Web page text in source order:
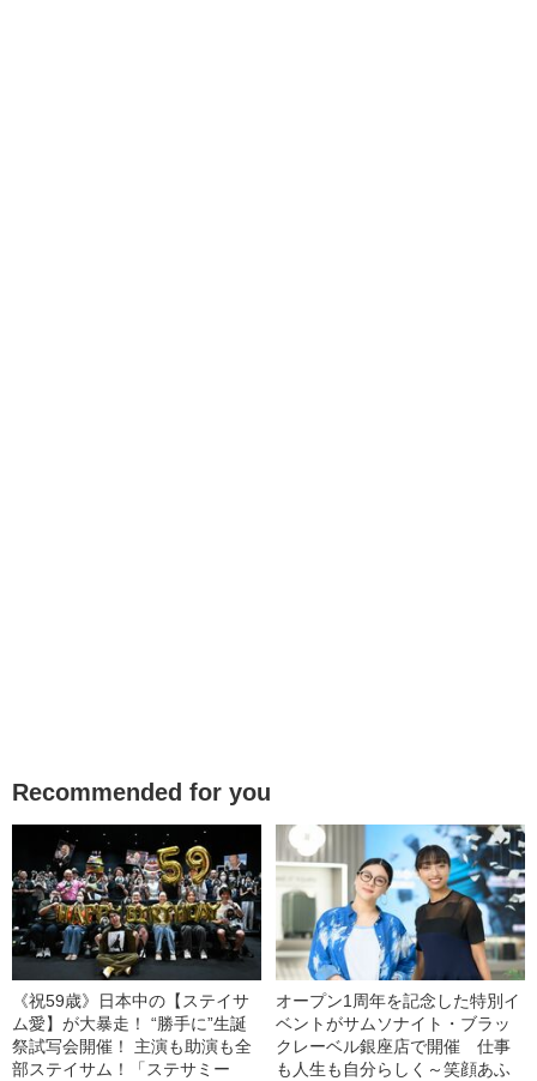
Recommended for you
《祝59歳》日本中の【ステイサ
ム愛】が大暴走！ “勝手に”生誕
祭試写会開催！ 主演も助演も全
部ステイサム！「ステサミー
オープン1周年を記念した特別イ
ベントがサムソナイト・ブラッ
クレーベル銀座店で開催 仕事
も人生も自分らしく～笑顔あふ